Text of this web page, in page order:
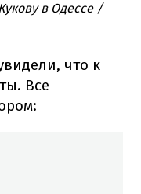
в Одессе /
что к
Все